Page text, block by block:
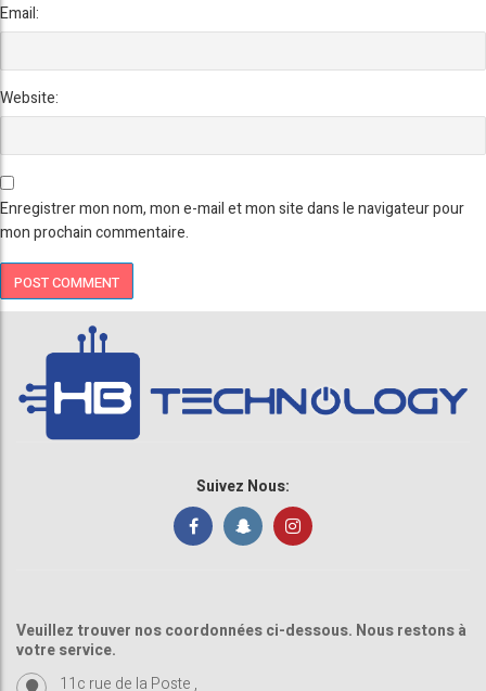
Email:
Website:
Enregistrer mon nom, mon e-mail et mon site dans le navigateur pour
mon prochain commentaire.
Suivez Nous:
Veuillez trouver nos coordonnées ci-dessous. Nous restons à
votre service.
11c rue de la Poste ,